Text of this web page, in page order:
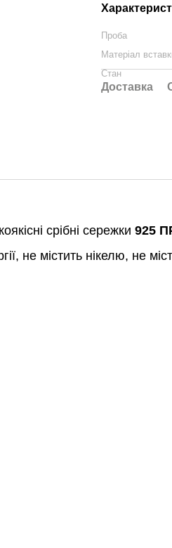
Проба
Матеріал
Стан
Доставка
срібні сережки 925
не містить нікелю, не